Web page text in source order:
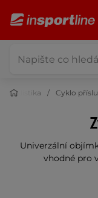
Cyklistika Cyklo
Univerzální
vhodné pro